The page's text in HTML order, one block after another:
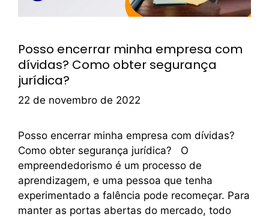
Posso encerrar minha empresa com
dívidas? Como obter segurança
jurídica?
22 de novembro de 2022
Posso encerrar minha empresa com dívidas?
Como obter segurança jurídica? O
empreendedorismo é um processo de
aprendizagem, e uma pessoa que tenha
experimentado a falência pode recomeçar. Para
manter as portas abertas do mercado, todo